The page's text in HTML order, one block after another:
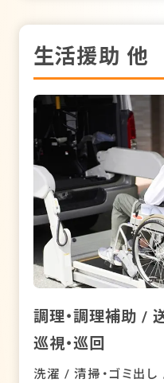
生活援助 他
調理・調理補助 /
巡視・巡回
洗濯 / 清掃・ゴミ出